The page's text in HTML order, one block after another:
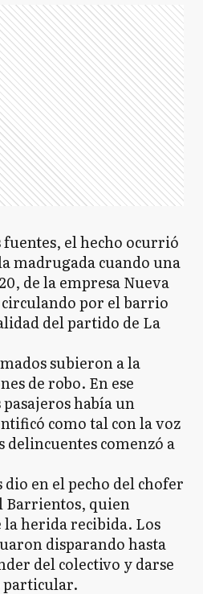
el hecho ocurrió
madrugada cuando una
de la empresa Nueva
circulando por el barrio
del partido de La
subieron a la
de robo. En ese
había un
como tal con la voz
delincuentes comenzó a
en el pecho del chofer
Barrientos, quien
herida recibida. Los
disparando hasta
del colectivo y darse
particular.